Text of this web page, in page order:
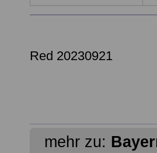
Red 20230921
mehr zu: